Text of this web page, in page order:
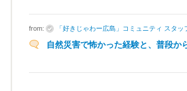
from: 「好きじゃわー広島」コミュニティ スタッ
自然災害で怖かった経験と、普段か